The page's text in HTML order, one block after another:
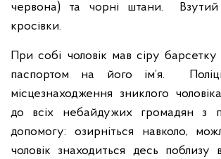
червона) та чорні штани. Взутий
кросівки.
При собі чоловік мав сіру
паспортом на його ім’я.
місцезнаходження зниклого
до всіх небайдужих громадян з
допомогу: озирніться навколо,
чоловік знаходиться десь поблизу